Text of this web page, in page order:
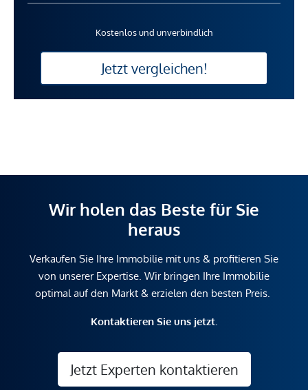
Kostenlos und unverbindlich
Jetzt vergleichen!
Wir holen das Beste für Sie
heraus
Verkaufen Sie Ihre Immobilie mit uns & profitieren Sie
von unserer Expertise. Wir bringen Ihre Immobilie
optimal auf den Markt & erzielen den besten Preis.
Kontaktieren Sie uns jetzt.
Jetzt Experten kontaktieren